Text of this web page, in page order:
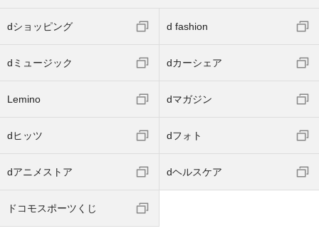
dショッピング d fashion
dミュージック dカーシェア
Lemino dマガジン
dヒッツ dフォト
dアニメストア dヘルスケア
ドコモスポーツくじ